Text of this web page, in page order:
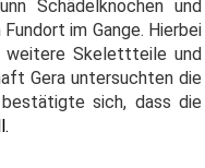
Schädelknochen und
im Gange. Hierbei
weitere Skelettteile und
Gera untersuchten die
sich, dass die